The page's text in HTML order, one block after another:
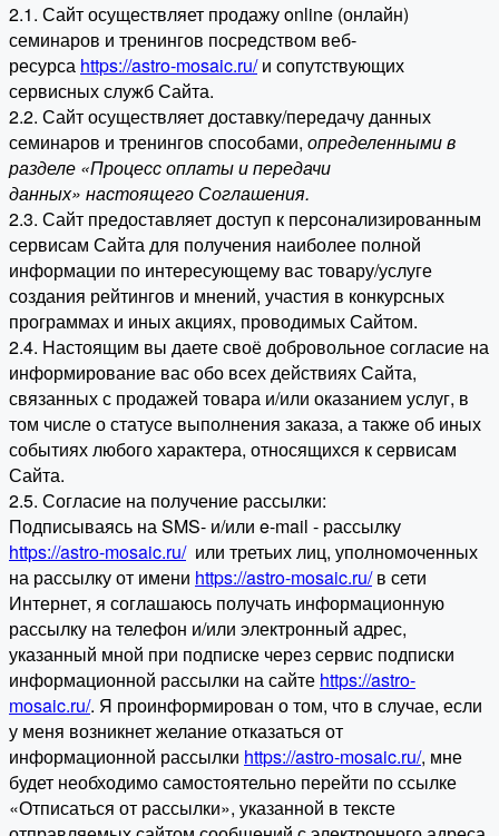
2.1. Сайт осуществляет продажу online (онлайн)
семинаров и тренингов посредством веб-
ресурса https://astro-mosaic.ru/и сопутствующих
сервисных служб Сайта.
2.2. Сайт осуществляет доставку/передачу данных
семинаров и тренингов способами, определенными в
разделе «Процесс оплаты и передачи
данных» настоящего Соглашения.
2.3. Сайт предоставляет доступ к персонализированным
сервисам Сайта для получения наиболее полной
информации по интересующему вас товару/услуге
создания рейтингов и мнений, участия в конкурсных
программах и иных акциях, проводимых Сайтом.
2.4. Настоящим вы даете своё добровольное согласие на
информирование вас обо всех действиях Сайта,
связанных с продажей товара и/или оказанием услуг, в
том числе о статусе выполнения заказа, а также об иных
событиях любого характера, относящихся к сервисам
Сайта.
2.5. Согласие на получение рассылки:
Подписываясь на SMS- и/или e-mail - рассылку
https://astro-mosaic.ru/или третьих лиц, уполномоченных
на рассылку от имени https://astro-mosaic.ru/в сети
Интернет, я соглашаюсь получать информационную
рассылку на телефон и/или электронный адрес,
указанный мной при подписке через сервис подписки
информационной рассылки на сайте https://astro-
mosaic.ru/. Я проинформирован о том, что в случае, если
у меня возникнет желание отказаться от
информационной рассылки https://astro-mosaic.ru/, мне
будет необходимо самостоятельно перейти по ссылке
«Отписаться от рассылки», указанной в тексте